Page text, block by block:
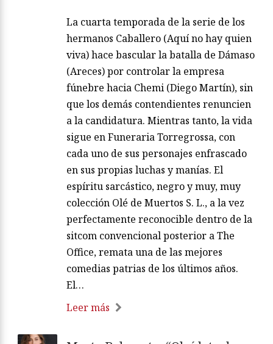
La cuarta temporada de la serie de los
hermanos Caballero (Aquí no hay quien
viva) hace bascular la batalla de Dámaso
(Areces) por controlar la empresa
fúnebre hacia Chemi (Diego Martín), sin
que los demás contendientes renuncien
a la candidatura. Mientras tanto, la vida
sigue en Funeraria Torregrossa, con
cada uno de sus personajes enfrascado
en sus propias luchas y manías. El
espíritu sarcástico, negro y muy, muy
colección Olé de Muertos S. L., a la vez
perfectamente reconocible dentro de la
sitcom convencional posterior a The
Office, remata una de las mejores
comedias patrias de los últimos años.
El…
Leer más